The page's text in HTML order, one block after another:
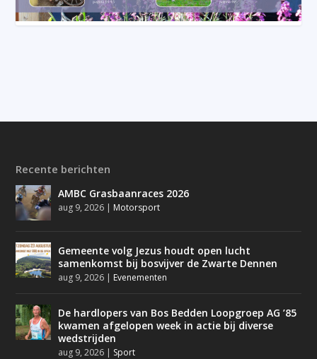
Recente berichten
AMBC Grasbaanraces 2026
aug 9, 2026 | Motorsport
Gemeente volg Jezus houdt open lucht
samenkomst bij bosvijver de Zwarte Dennen
aug 9, 2026 | Evenementen
De hardlopers van Bos Bedden Loopgroep AG ’85
kwamen afgelopen week in actie bij diverse
wedstrijden
aug 9, 2026 | Sport